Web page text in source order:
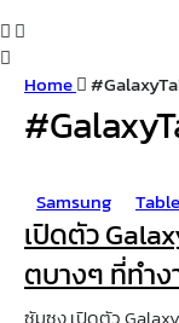
Home
Samsung
เปิดตัว
ตบางๆ ที่ทำ